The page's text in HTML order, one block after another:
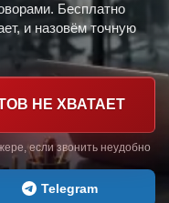
Бесплатно
и назовём точную
НЕ ХВАТАЕТ
если звонить неудобно
Telegram